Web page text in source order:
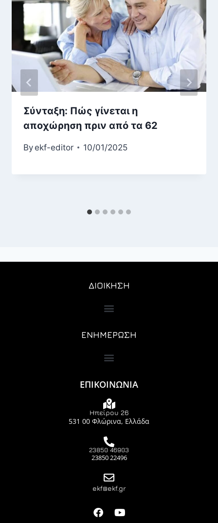
Σύνταξη: Πώς γίνεται η
αποχώρηση πριν από τα 62
By ekf-editor 10/01/2025
ΔΙΟΙΚΗΣΗ
ΕΝΗΜΕΡΩΣΗ
ΕΠΙΚΟΙΝΩΝΙΑ
Ηπείρου 26
531 00 Φλώρινα, Ελλάδα
23850 46903
23850 22496
ekf@ekf.gr